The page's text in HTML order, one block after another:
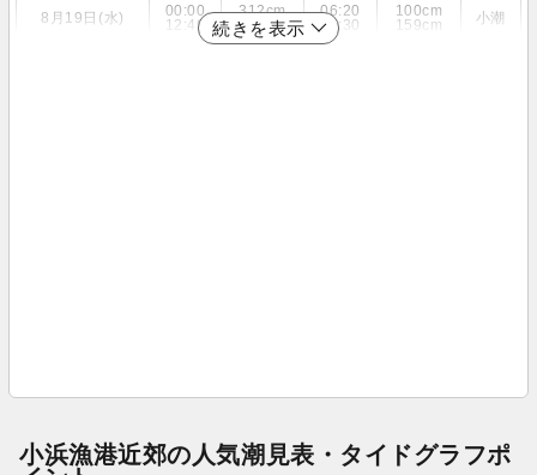
8月19日(水)
00:00
12:49
312cm
283cm
06:20
18:30
100cm
159cm
小潮
続きを表示
小浜漁港近郊の人気潮見表・タイドグラフポ